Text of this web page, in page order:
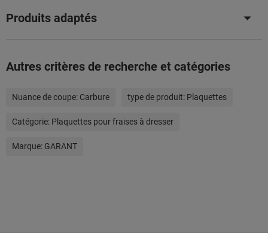
Produits adaptés
Autres critères de recherche et catégories
Nuance de coupe: Carbure type de produit: Plaquettes
Catégorie: Plaquettes pour fraises à dresser
Marque: GARANT